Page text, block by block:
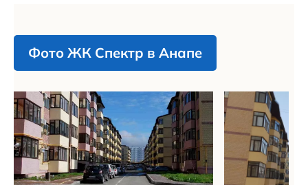
Фото ЖК Спектр в Анапе